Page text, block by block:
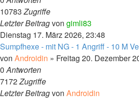
10783Zugriffe
Letzter Beitragvon gimli83
Dienstag 17. März 2026, 23:48
Sumpfhexe - mit NG - 1 Angriff - 10 M
von Androidin » Freitag 20. Dezember
0Antworten
7172Zugriffe
Letzter Beitragvon Androidin